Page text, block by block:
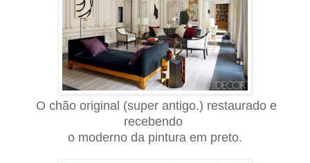
O chão original (super antigo.) restaurado e
recebendo
o moderno da pintura em preto.